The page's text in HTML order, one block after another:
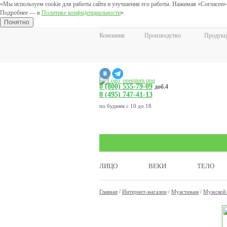
«Мы используем cookie для работы сайта и улучшения его работы. Нажимая
Подробнее — в Политике конфиденциальности».
Понятно
Компания
Производство
8 (800) 555-79-09 доб.4
8 (495) 747-41-13
по будням с 10 до 18
ЛИЦО ВЕКИ ТЕЛО
Главная / Интернет-магазин / Мужчинам / Мужской